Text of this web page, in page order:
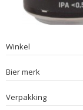
Winkel
Bier merk
Verpakking